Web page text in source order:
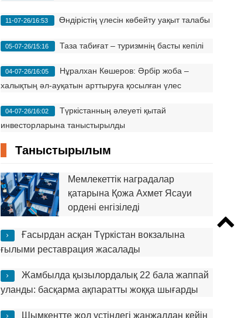
11-07-26/16:53 Өндірістің үлесін көбейту уақыт талабы
05-07-26/15:16 Таза табиғат – туризмнің басты кепілі
04-07-26/16:05
Нұралхан Көшеров: Әрбір жоба –
халықтың әл-ауқатын арттыруға қосылған үлес
04-07-26/16:02
Түркістанның әлеуеті қытай
инвесторларына таныстырылды
Таныстырылым
Мемлекеттік наградалар
қатарына Қожа Ахмет Ясауи
ордені енгізіледі
Ғасырдан асқан Түркістан вокзалына
ғылыми реставрация жасалады
Жамбылда қызылордалық 22 бала жаппай
уланды: басқарма ақпаратты жоққа шығарды
Шымкентте жол үстіндегі жанжалдан кейін